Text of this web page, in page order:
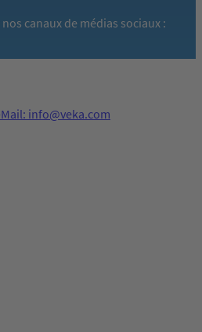
canaux de médias sociaux :
Mail: info@veka.com